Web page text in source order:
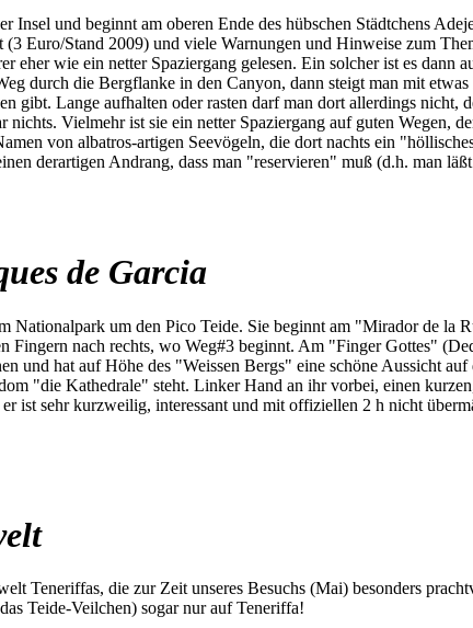
Insel und beginnt am oberen Ende des hübschen Städtchens
Euro/Stand 2009) und viele Warnungen und Hinweise zum
eher wie ein netter Spaziergang gelesen. Ein solcher ist es
durch die Bergflanke in den Canyon, dann steigt man mit
gibt. Lange aufhalten oder rasten darf man dort allerdings
Vielmehr ist sie ein netter Spaziergang auf guten Wegen,
von albatros-artigen Seevögeln, die dort nachts ein
derartigen Andrang, dass man "reservieren" muß (d.h. man
de Garcia
Nationalpark um den Pico Teide. Sie beginnt am "Mirador de la
Fingern nach rechts, wo Weg#3 beginnt. Am "Finger Gottes"
und hat auf Höhe des "Weissen Bergs" eine schöne Aussicht
"die Kathedrale" steht. Linker Hand an ihr vorbei, einen
ist sehr kurzweilig, interessant und mit offiziellen 2 h nicht
Teneriffas, die zur Zeit unseres Besuchs (Mai) besonders
Teide-Veilchen) sogar nur auf Teneriffa!